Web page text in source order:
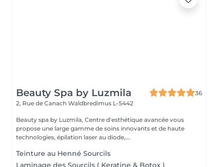
Beauty Spa by Luzmila
36
2, Rue de Canach Waldbredimus L-5442
Beauty spa by Luzmila, Centre d'esthétique avancée vous
propose une large gamme de soins innovants et de haute
technologies, épilation laser au diode,...
Teinture au Henné Sourcils
Laminage des Sourcils ( Keratine & Botox )